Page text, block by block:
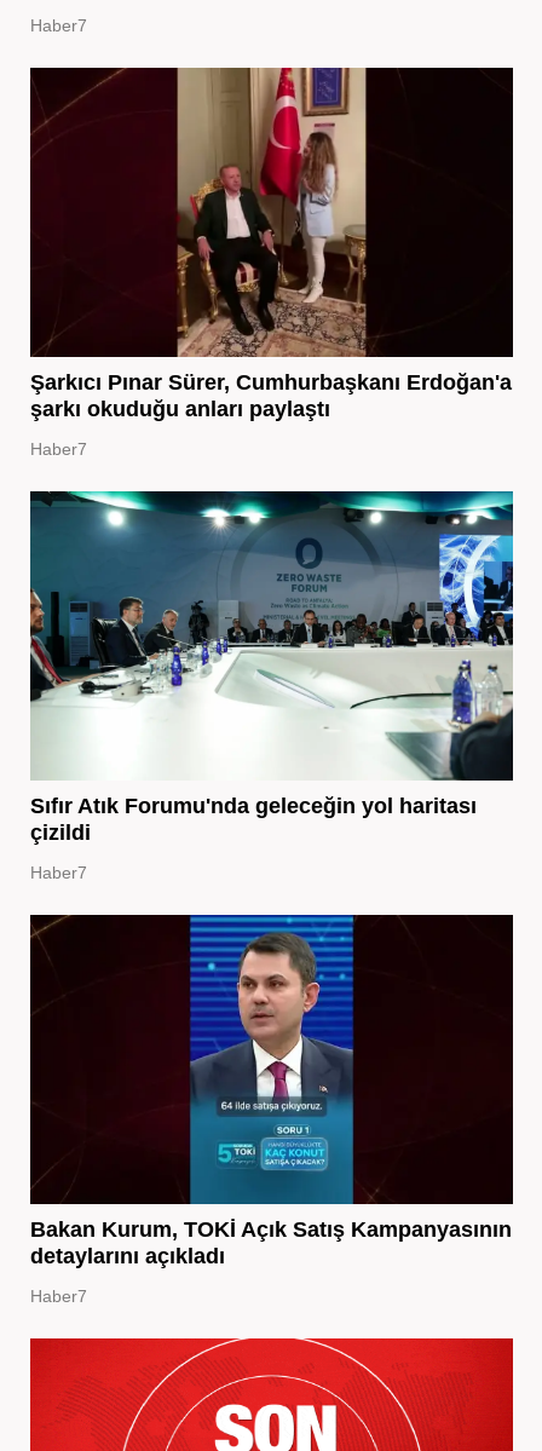
Haber7
Şarkıcı Pınar Sürer, Cumhurbaşkanı Erdoğan'a
şarkı okuduğu anları paylaştı
Haber7
Sıfır Atık Forumu'nda geleceğin yol haritası
çizildi
Haber7
Bakan Kurum, TOKİ Açık Satış Kampanyasının
detaylarını açıkladı
Haber7